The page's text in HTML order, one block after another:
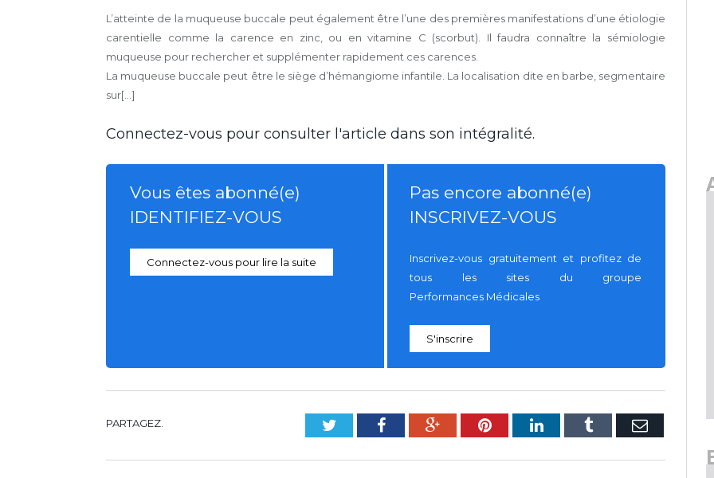
L’atteinte de la muqueuse buccale peut également être l’une des premières manifestations d’une étiologie
carentielle comme la carence en zinc, ou en vitamine C (scorbut). Il faudra connaître la sémiologie
muqueuse pour rechercher et supplémenter rapidement ces carences.
La muqueuse buccale peut être le siège d’hémangiome infantile. La localisation dite en barbe, segmentaire
sur[...]
Connectez-vous pour consulter l'article dans son intégralité.
Vous êtes abonné(e)
IDENTIFIEZ-VOUS
Connectez-vous pour lire la suite
Pas encore abonné(e)
INSCRIVEZ-VOUS
Inscrivez-vous gratuitement et profitez de
tous les sites du groupe
Performances Médicales
S'inscrire
PARTAGEZ. TwitterFacebookGoogle+PinterestLinkedInTumblr E-